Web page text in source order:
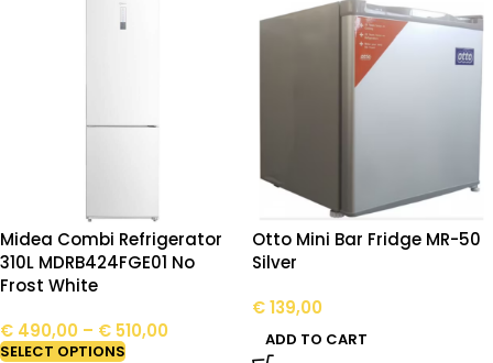
Midea Combi Refrigerator
310L MDRB424FGE01 No
Frost White
€ 490,00 – € 510,00
SELECT OPTIONS
Otto Mini Bar Fridge MR-50
Silver
€139,00
ADD TO CART